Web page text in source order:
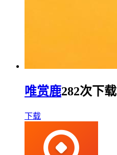
唯赏鹿282次下载
下载